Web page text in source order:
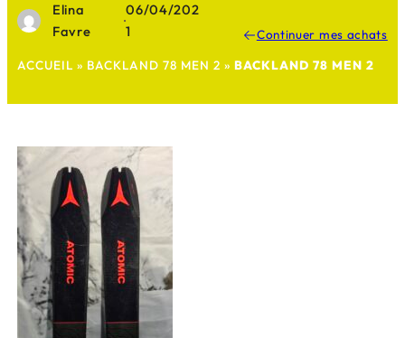
Elina
Favre
·
06/04/202
1
Continuer mes achats
ACCUEIL » BACKLAND 78 MEN 2 » BACKLAND 78 MEN 2